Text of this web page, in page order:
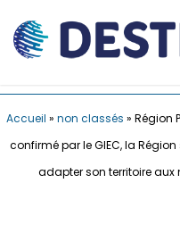
Accueil » non classés » Région
confirmé par le GIEC, la
adapter son territoire